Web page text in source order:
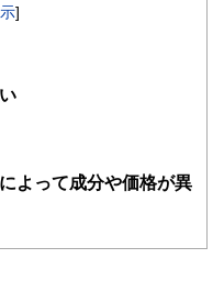
ようわかりやすく発信していま
」に関する書籍・雑誌の編集経
ら記事掲載まですべての工程に
士、相続診断士、住宅ローンア
公認会計士、社会保険労務
、キャリアコンサルタントな
]
よって成分や価格が異